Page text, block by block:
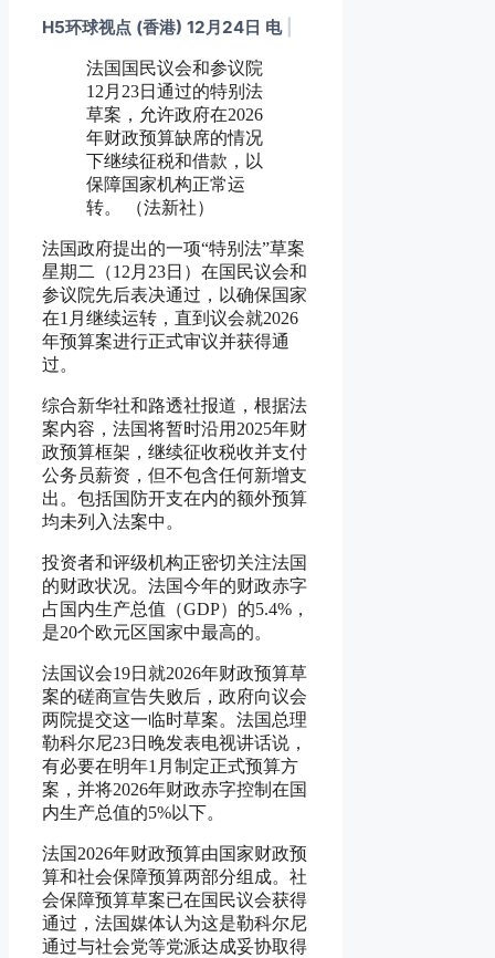
H5环球视点 (香港) 12月24日 电
法国国民议会和参议院
12月23日通过的特别法
草案，允许政府在2026
年财政预算缺席的情况
下继续征税和借款，以
保障国家机构正常运
转。 （法新社）
法国政府提出的一项“特别法”草案
星期二（12月23日）在国民议会和
参议院先后表决通过，以确保国家
在1月继续运转，直到议会就2026
年预算案进行正式审议并获得通
过。
综合新华社和路透社报道，根据法
案内容，法国将暂时沿用2025年财
政预算框架，继续征收税收并支付
公务员薪资，但不包含任何新增支
出。包括国防开支在内的额外预算
均未列入法案中。
投资者和评级机构正密切关注法国
的财政状况。法国今年的财政赤字
占国内生产总值（GDP）的5.4%，
是20个欧元区国家中最高的。
法国议会19日就2026年财政预算草
案的磋商宣告失败后，政府向议会
两院提交这一临时草案。法国总理
勒科尔尼23日晚发表电视讲话说，
有必要在明年1月制定正式预算方
案，并将2026年财政赤字控制在国
内生产总值的5%以下。
法国2026年财政预算由国家财政预
算和社会保障预算两部分组成。社
会保障预算草案已在国民议会获得
通过，法国媒体认为这是勒科尔尼
通过与社会党等党派达成妥协取得